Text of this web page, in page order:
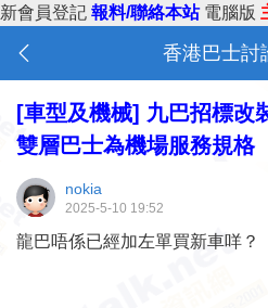
新會員登記 報料/聯絡本站 電腦版
香港巴士討
[車型及機械] 九巴招標改
雙層巴士為機場服務規格
nokia
2025-5-10 19:52
龍巴唔係已經加左單買新車咩？